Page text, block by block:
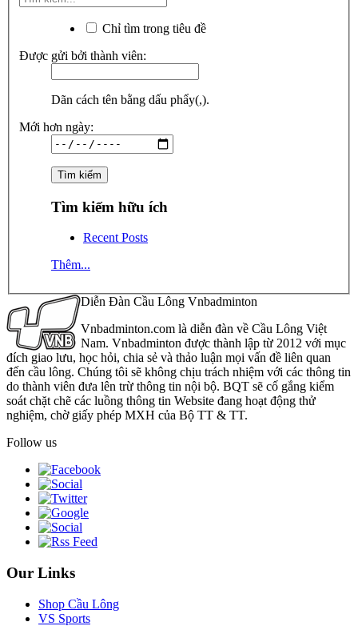
Chỉ tìm trong tiêu đề
Được gửi bởi thành viên:
Dãn cách tên bằng dấu phẩy(,).
Mới hơn ngày:
Tìm kiếm hữu ích
Recent Posts
Thêm...
Diễn Đàn Cầu Lông Vnbadminton
Vnbadminton.com là diễn đàn về Cầu Lông Việt
Nam. Vnbadminton được thành lập từ 2012 với mục
đích giao lưu, học hỏi, chia sẻ và thảo luận mọi vấn đề liên quan
đến cầu lông. Chúng tôi sẽ không chịu trách nhiệm với các thông tin
do thành viên đưa lên trừ thông tin nội bộ. BQT sẽ cố gắng kiểm
soát chặt chẽ các luồng thông tin Website đang hoạt động thử
nghiệm, chờ giấy phép MXH của Bộ TT & TT.
Follow us
Our Links
Shop Cầu Lông
VS Sports